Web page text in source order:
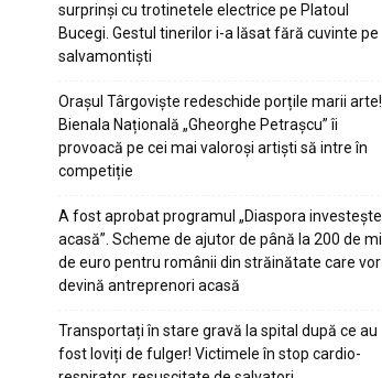
surprinși cu trotinetele electrice pe Platoul
Bucegi. Gestul tinerilor i-a lăsat fără cuvinte pe
salvamontiști
Orașul Târgoviște redeschide porțile marii arte!
Bienala Națională „Gheorghe Petrașcu” îi
provoacă pe cei mai valoroși artiști să intre în
competiție
A fost aprobat programul „Diaspora investește
acasă”. Scheme de ajutor de până la 200 de
de euro pentru românii din străinătate care vor
devină antreprenori acasă
Transportați în stare gravă la spital după ce au
fost loviți de fulger! Victimele în stop cardio-